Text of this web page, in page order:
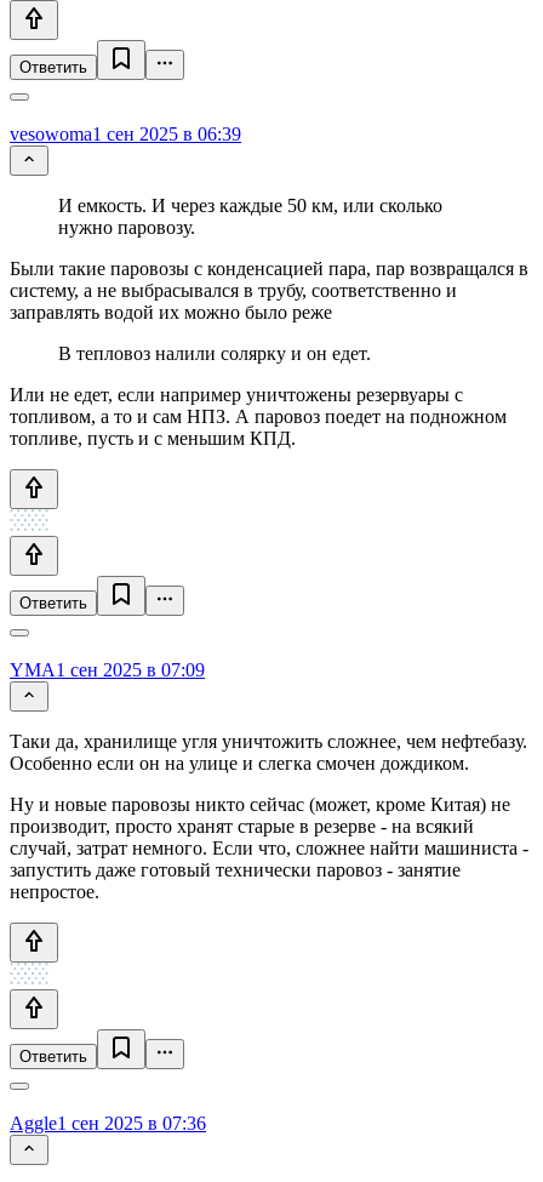
Ответить
vesowoma1 сен 2025 в 06:39
И емкость. И через каждые 50 км, или сколько
нужно паровозу.
Были такие паровозы с конденсацией пара, пар возвращался в
систему, а не выбрасывался в трубу, соответственно и
заправлять водой их можно было реже
В тепловоз налили солярку и он едет.
Или не едет, если например уничтожены резервуары с
топливом, а то и сам НПЗ. А паровоз поедет на подножном
топливе, пусть и с меньшим КПД.
Ответить
YMA1 сен 2025 в 07:09
Таки да, хранилище угля уничтожить сложнее, чем нефтебазу.
Особенно если он на улице и слегка смочен дождиком.
Ну и новые паровозы никто сейчас (может, кроме Китая) не
производит, просто хранят старые в резерве - на всякий
случай, затрат немного. Если что, сложнее найти машиниста -
запустить даже готовый технически паровоз - занятие
непростое.
Ответить
Aggle1 сен 2025 в 07:36